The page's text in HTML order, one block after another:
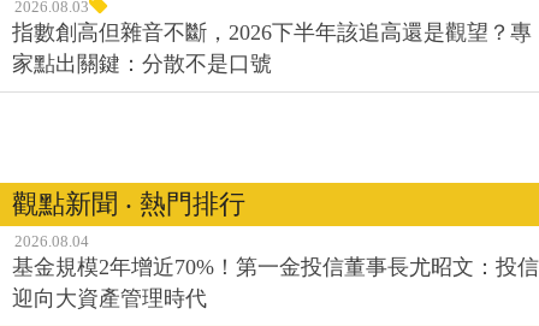
2026.08.03
指數創高但雜音不斷，2026下半年該追高還是觀望？專
家點出關鍵：分散不是口號
觀點新聞 ‧ 熱門排行
2026.08.04
基金規模2年增近70%！第一金投信董事長尤昭文：投信
迎向大資產管理時代